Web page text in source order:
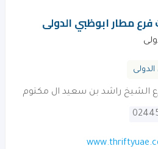
فرع مطار ابوظبي الدولى
الشيخ راشد بن سعيد ال مكتوم